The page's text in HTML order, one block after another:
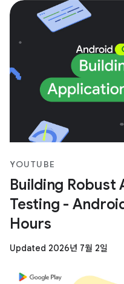
YOUTUBE
Building
Testing -
Hours
Updated 2026년 7월 2일